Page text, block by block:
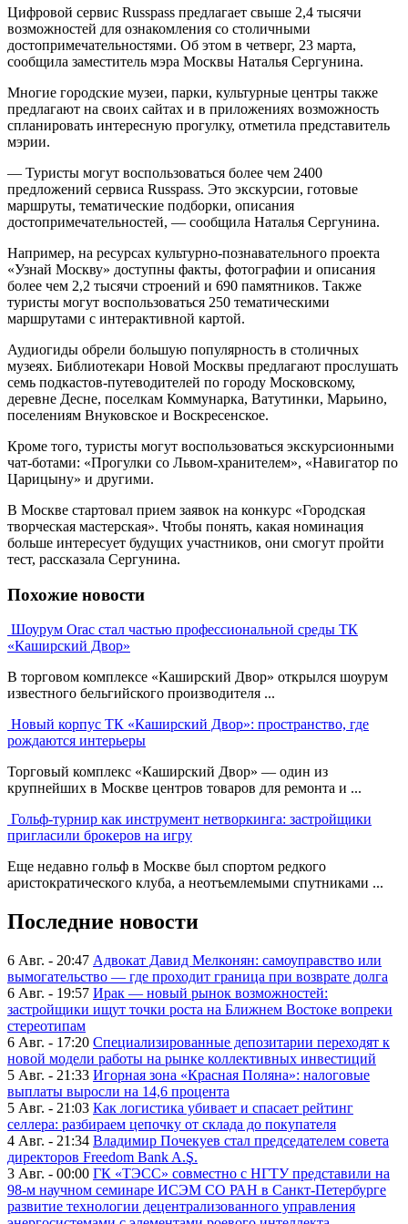
Цифровой сервис Russpass предлагает свыше 2,4 тысячи
возможностей для ознакомления со столичными
достопримечательностями. Об этом в четверг, 23 марта,
сообщила заместитель мэра Москвы Наталья Сергунина.
Многие городские музеи, парки, культурные центры также
предлагают на своих сайтах и в приложениях возможность
спланировать интересную прогулку, отметила представитель
мэрии.
— Туристы могут воспользоваться более чем 2400
предложений сервиса Russpass. Это экскурсии, готовые
маршруты, тематические подборки, описания
достопримечательностей, — сообщила Наталья Сергунина.
Например, на ресурсах культурно-познавательного проекта
«Узнай Москву» доступны факты, фотографии и описания
более чем 2,2 тысячи строений и 690 памятников. Также
туристы могут воспользоваться 250 тематическими
маршрутами с интерактивной картой.
Аудиогиды обрели большую популярность в столичных
музеях. Библиотекари Новой Москвы предлагают прослушать
семь подкастов-путеводителей по городу Московскому,
деревне Десне, поселкам Коммунарка, Ватутинки, Марьино,
поселениям Внуковское и Воскресенское.
Кроме того, туристы могут воспользоваться экскурсионными
чат-ботами: «Прогулки со Львом-хранителем», «Навигатор по
Царицыну» и другими.
В Москве стартовал прием заявок на конкурс «Городская
творческая мастерская». Чтобы понять, какая номинация
больше интересует будущих участников, они смогут пройти
тест, рассказала Сергунина.
Похожие новости
Шоурум Orac стал частью профессиональной среды ТК
«Каширский Двор»
В торговом комплексе «Каширский Двор» открылся шоурум
известного бельгийского производителя ...
Новый корпус ТК «Каширский Двор»: пространство, где
рождаются интерьеры
Торговый комплекс «Каширский Двор» — один из
крупнейших в Москве центров товаров для ремонта и ...
Гольф-турнир как инструмент нетворкинга: застройщики
пригласили брокеров на игру
Еще недавно гольф в Москве был спортом редкого
аристократического клуба, а неотъемлемыми спутниками ...
Последние новости
6 Авг. - 20:47 Адвокат Давид Мелконян: самоуправство или
вымогательство — где проходит граница при возврате долга
6 Авг. - 19:57 Ирак — новый рынок возможностей:
застройщики ищут точки роста на Ближнем Востоке вопреки
стереотипам
6 Авг. - 17:20 Специализированные депозитарии переходят к
новой модели работы на рынке коллективных инвестиций
5 Авг. - 21:33 Игорная зона «Красная Поляна»: налоговые
выплаты выросли на 14,6 процента
5 Авг. - 21:03 Как логистика убивает и спасает рейтинг
селлера: разбираем цепочку от склада до покупателя
4 Авг. - 21:34 Владимир Почекуев стал председателем совета
директоров Freedom Bank A.Ş.
3 Авг. - 00:00 ГК «ТЭСС» совместно с НГТУ представили на
98-м научном семинаре ИСЭМ СО РАН в Санкт-Петербурге
развитие технологии децентрализованного управления